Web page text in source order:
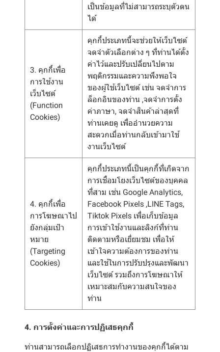
เป็นข้อมูลที่ไม่สามารถระบุตัวตน
ได้
3. คุกกี้เพื่อ
การใช้งาน
เว็บไซต์
(Function
Cookies)
คุกกี้ประเภทนี้จะช่วยให้เว็บไซต์
จดจำตัวเลือกต่าง ๆ ที่ท่านได้ตั้ง
ค่าไว้และปรับเปลี่ยนไปตาม
พฤติกรรมและความพึงพอใจ
ของผู้ใช้เว็บไซต์ เช่น จดจำการ
ล็อกอินของท่าน ,จดจำการตั้ง
ค่าภาษา, จดจำสินค้าล่าสุดที่
ท่านเคยดู เพื่ออำนวยความ
สะดวกเมื่อท่านกลับเข้ามาใช้
งานเว็บไซต์
4. คุกกี้เพื่อ
การโฆษณาไป
ยังกลุ่มเป้า
หมาย
(Targeting
Cookies)
คุกกี้ประเภทนี้เป็นคุกกี้ที่เกิดจาก
การเชื่อมโยงเว็บไซต์ของบุคคล
ที่สาม เช่น Google Analytics,
Facebook Pixels ,LINE Tags,
Tiktok Pixels เพื่อเก็บข้อมูล
การเข้าใช้งานและลิงก์ที่ท่าน
ติดตามหรือเยี่ยมชม เพื่อให้
เข้าใจความต้องการของท่าน
และใช้ในการปรับปรุงและพัฒนา
เว็บไซต์ รวมถึงการโฆษณาให้
เหมาะสมกับความสนใจของ
ท่าน
4. การตั้งค่าและการปฏิเสธคุกกี้
ท่านสามารถเลือกปฏิเสธการทำงานของคุกกี้ได้ตาม